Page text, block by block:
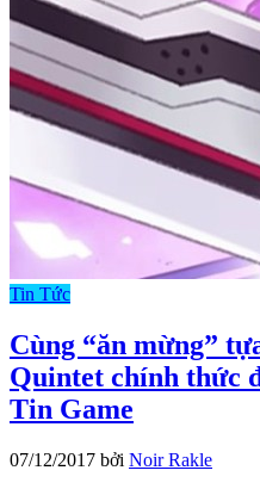
Tin Tức
Cùng “ăn mừng”
Quintet chính thức
Tin Game
07/12/2017 bởi Noir Rakle